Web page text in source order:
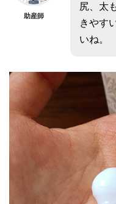
助産師
尻、太
きやす
いね。